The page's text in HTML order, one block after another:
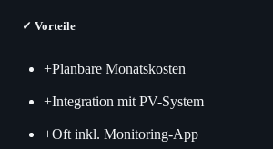
✓ Vorteile
+Planbare Monatskosten
+Integration mit PV-System
+Oft inkl. Monitoring-App